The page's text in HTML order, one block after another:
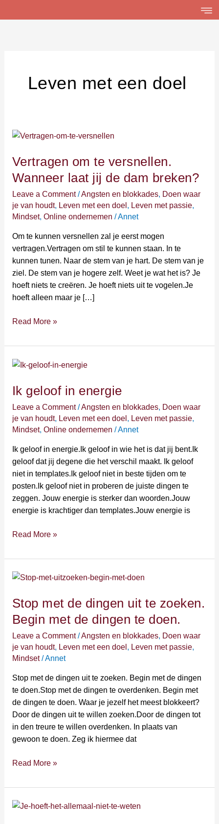
to
Leven met een doel
Vertragen om te versnellen.
Wanneer laat jij de dam breken?
Leave a Comment /Angsten en blokkades, Doen waar
je van houdt, Leven met een doel , Leven met passie,
Mindset, Online ondernemen /Annet
Om te kunnen versnellen zal je eerst mogen
vertragen.Vertragen om stil te kunnen staan. In te
kunnen tunen. Naar de stem van je hart. De stem van je
ziel. De stem van je hogere zelf. Weet je wat het is? Je
hoeft niets te creëren. Je hoeft niets uit te vogelen.Je
hoeft alleen maar je […]
Vertragen
te
versnellen.
Wanneer
laat
jij
de
dam
breken?
Read More »
Ik geloof in energie
Leave a Comment /Angsten en blokkades, Doen waar
je van houdt, Leven met een doel , Leven met passie,
Mindset, Online ondernemen /Annet
Ik geloof in energie.Ik geloof in wie het is dat jij bent.Ik
geloof dat jij degene die het verschil maakt. Ik geloof
niet in templates.Ik geloof niet in beste tijden om te
posten.Ik geloof niet in proberen de juiste dingen te
zeggen. Jouw energie is sterker dan woorden.Jouw
energie is krachtiger dan templates.Jouw energie is
Ik
in
energie
Read More »
Stop met de dingen uit te zoeken.
Begin met de dingen te doen.
Leave a Comment /Angsten en blokkades, Doen waar
je van houdt, Leven met een doel , Leven met passie,
Mindset/Annet
Stop met de dingen uit te zoeken. Begin met de dingen
te doen.Stop met de dingen te overdenken. Begin met
de dingen te doen. Waar je jezelf het meest blokkeert?
Door de dingen uit te willen zoeken.Door de dingen tot
in den treure te willen overdenken. In plaats van
gewoon te doen. Zeg ik hiermee dat
Stop
de
dingen
uit
te
zoeken.
Begin
met
de
dingen
te
doen.
Read More »
Je